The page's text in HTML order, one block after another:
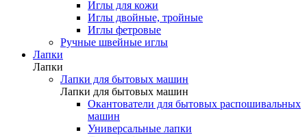
Иглы для кожи
Иглы двойные, тройные
Иглы фетровые
Ручные швейные иглы
Лапки
Лапки
Лапки для бытовых машин
Лапки для бытовых машин
Окантователи для бытовых распошивальных
машин
Универсальные лапки